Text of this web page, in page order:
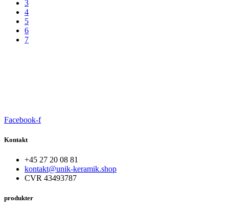
3
4
5
6
7
Facebook-f
Kontakt
+45 27 20 08 81
kontakt@unik-keramik.shop
CVR 43493787
produkter